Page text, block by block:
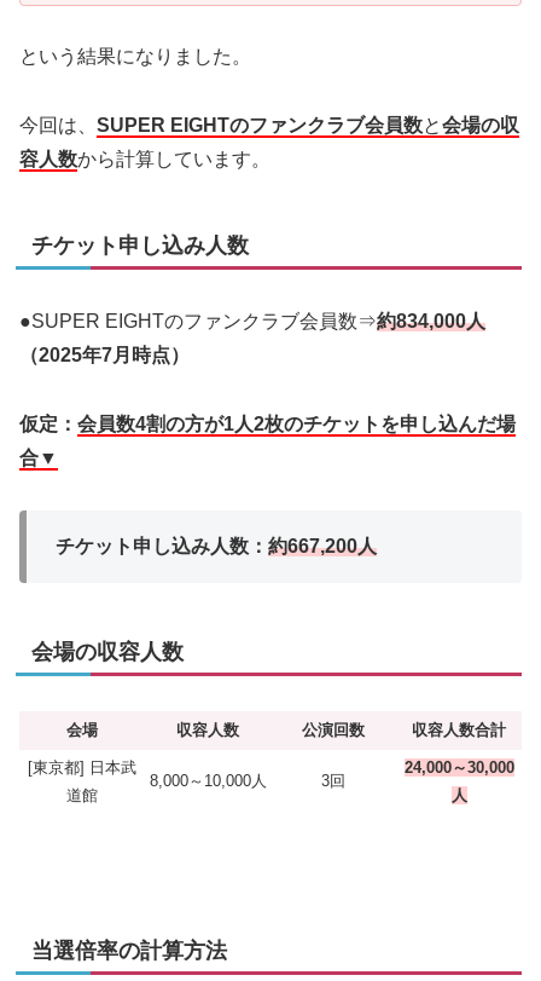
という結果になりました。
今回は、 SUPER EIGHTのファンクラブ会員数と会場の収
容人数から計算しています。
チケット申し込み人数
●SUPER EIGHTのファンクラブ会員数⇒約834,000人
（2025年7月時点）
仮定： 会員数4割の方が1人2枚のチケットを申し込んだ場
合▼
チケット申し込み人数： 約667,200人
会場の収容人数
会場 収容人数 公演回数 収容人数合計
[東京都] 日本武
道館
8,000～10,000人 3回
24,000～30,000
人
当選倍率の計算方法